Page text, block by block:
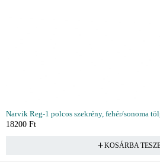
Narvik Reg-1 polcos szekrény, fehér/sonoma
18200 Ft
KOSÁRBA